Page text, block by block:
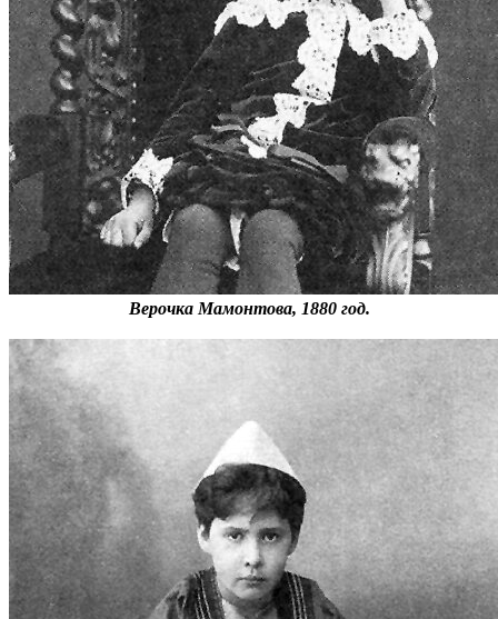
Верочка Мамонтова, 1880 год.